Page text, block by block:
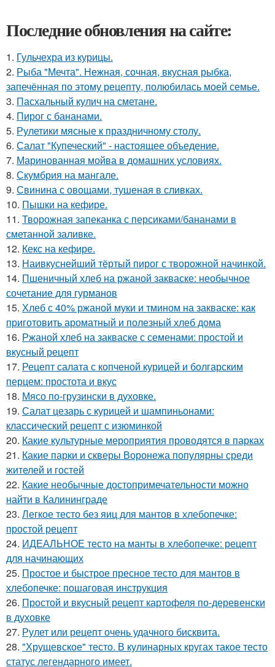
Последние обновления на сайте:
1. Гульчехра из курицы.
2. Рыба "Мечта". Нежная, сочная, вкусная рыбка,
запечённая по этому рецепту, полюбилась моей семье.
3. Пасхальный кулич на сметане.
4. Пирог с бананами.
5. Рулетики мясные к праздничному столу.
6. Салат "Купеческий" - настоящее объедение.
7. Маринованная мойва в домашних условиях.
8. Скумбрия на мангале.
9. Свинина с овощами, тушеная в сливках.
10. Пышки на кефире.
11. Творожная запеканка с персиками/бананами в
сметанной заливке.
12. Кекс на кефире.
13. Наивкуснейший тёртый пирог с творожной начинкой.
14. Пшеничный хлеб на ржаной закваске: необычное
сочетание для гурманов
15. Хлеб с 40% ржаной муки и тмином на закваске: как
приготовить ароматный и полезный хлеб дома
16. Ржаной хлеб на закваске с семенами: простой и
вкусный рецепт
17. Рецепт салата с копченой курицей и болгарским
перцем: простота и вкус
18. Мясо по-грузински в духовке.
19. Салат цезарь с курицей и шампиньонами:
классический рецепт с изюминкой
20. Какие культурные мероприятия проводятся в парках
21. Какие парки и скверы Воронежа популярны среди
жителей и гостей
22. Какие необычные достопримечательности можно
найти в Калининграде
23. Легкое тесто без яиц для мантов в хлебопечке:
простой рецепт
24. ИДЕАЛЬНОЕ тесто на манты в хлебопечке: рецепт
для начинающих
25. Простое и быстрое пресное тесто для мантов в
хлебопечке: пошаговая инструкция
26. Простой и вкусный рецепт картофеля по-деревенски
в духовке
27. Рулет или рецепт очень удачного бисквита.
28. "Хрущевское" тесто. В кулинарных кругах такое тесто
статус легендарного имеет.